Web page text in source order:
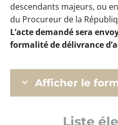
descendants majeurs, ou
du Procureur de la
L’acte demandé sera
formalité de délivrance
Afficher le
Liste